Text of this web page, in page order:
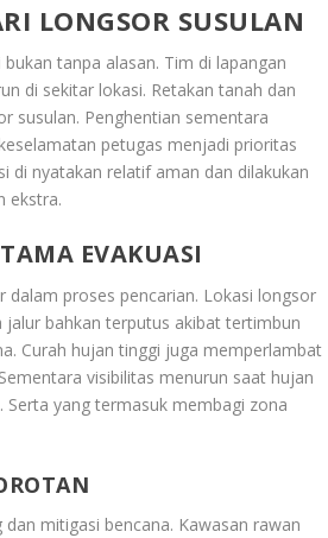
LONGSOR SUSULAN
tanpa alasan. Tim di lapangan
di sekitar lokasi. Retakan tanah dan
susulan. Penghentian sementara
petugas menjadi prioritas
di nyatakan relatif aman dan dilakukan
ekstra.
EVAKUASI
proses pencarian. Lokasi longsor
jalur bahkan terputus akibat tertimbun
Curah hujan tinggi juga memperlambat
visibilitas menurun saat hujan
yang termasuk membagi zona
mitigasi bencana. Kawasan rawan